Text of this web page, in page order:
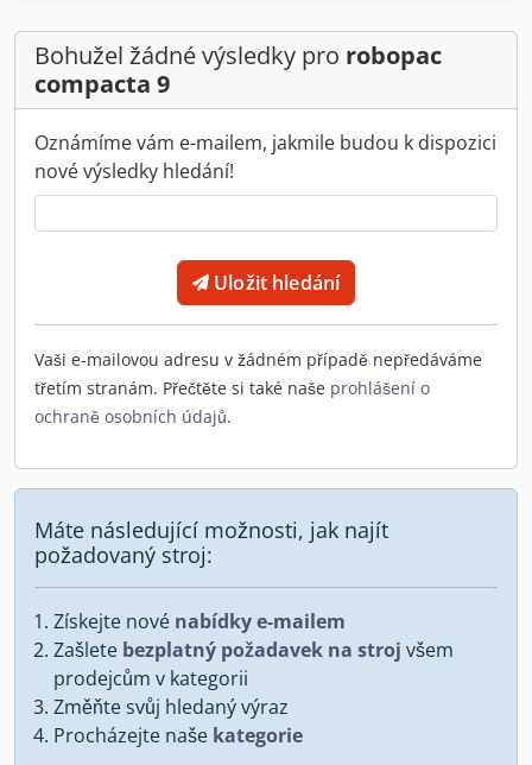
Bohužel žádné výsledky pro robopac
compacta 9
Oznámíme vám e-mailem, jakmile budou k dispozici
nové výsledky hledání!
Uložit hledání
Vaši e-mailovou adresu v žádném případě nepředáváme
třetím stranám. Přečtěte si také naše prohlášení o
ochraně osobních údajů.
Máte následující možnosti, jak najít
požadovaný stroj:
Získejte nové nabídky e-mailem
Zašlete bezplatný požadavek na stroj všem
prodejcům v kategorii
Změňte svůj hledaný výraz
Procházejte naše kategorie